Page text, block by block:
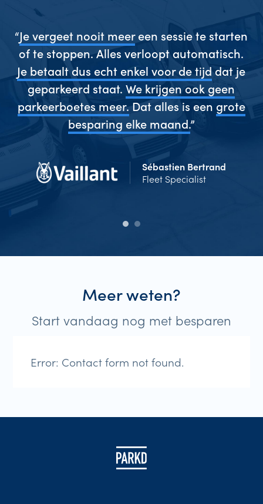
“Je vergeet nooit meereen sessie te starten
of te stoppen. Alles verloopt automatisch.
Je betaalt dus echt enkel voor de tijddat je
geparkeerd staat.We krijgen ook geen
parkeerboetes meer.Dat alles is een grote
besparing elke maand.”
Sébastien Bertrand
Fleet Specialist
Meer weten?
Start vandaag nog met besparen
Error: Contact form not found.